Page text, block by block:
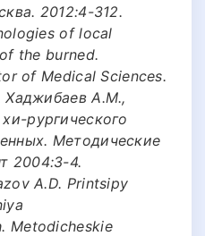
2012:4-312.
of local
the burned.
of Medical Sciences.
Хаджибаев А.М.,
рургического
Методические
2004:3-4.
A.D. Printsipy
Metodicheskie